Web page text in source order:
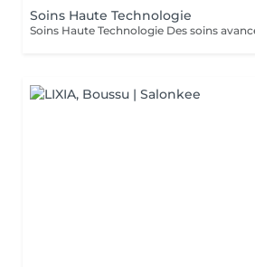
Soins Haute Technologie